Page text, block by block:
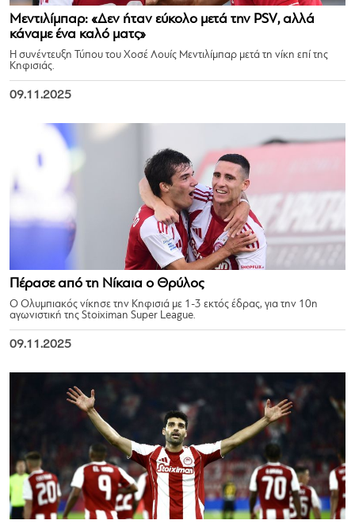
Μεντιλίμπαρ: «Δεν ήταν εύκολο μετά την PSV, αλλά
κάναμε ένα καλό ματς»
Η συνέντευξη Τύπου του Χοσέ Λουίς Μεντιλίμπαρ μετά τη νίκη επί της
Κηφισιάς.
09.11.2025
Πέρασε από τη Νίκαια ο Θρύλος
Ο Ολυμπιακός νίκησε την Κηφισιά με 1-3 εκτός έδρας, για την 10η
αγωνιστική της Stoiximan Super League.
09.11.2025